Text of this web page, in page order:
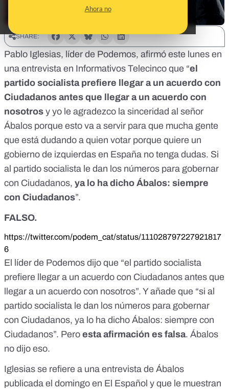
Ahora no
SHARE:
Pablo Iglesias, líder de Podemos, afirmó este lunes en
una entrevista en Informativos Telecinco que “el
partido socialista prefiere llegar a un acuerdo con
Ciudadanos antes que llegar a un acuerdo con
nosotros y yo le agradezco la sinceridad al señor
Ábalos porque esto va a servir para que mucha gente
que está dudando a quien votar porque quiere un
gobierno de izquierdas en España no tenga dudas. Si
al partido socialista le dan los números para gobernar
con Ciudadanos, ya lo ha dicho Ábalos: siempre
con Ciudadanos”.
FALSO.
https://twitter.com/podem_cat/status/111028797227921817
6
El líder de Podemos dijo que “el partido socialista
prefiere llegar a un acuerdo con Ciudadanos antes que
llegar a un acuerdo con nosotros”. Y añade que “si al
partido socialista le dan los números para gobernar
con Ciudadanos, ya lo ha dicho Ábalos: siempre con
Ciudadanos”. Pero esta afirmación es falsa. Ábalos
no dijo eso.
Iglesias se refiere a una entrevista de Ábalos
publicada el domingo en El Español y que le muestran